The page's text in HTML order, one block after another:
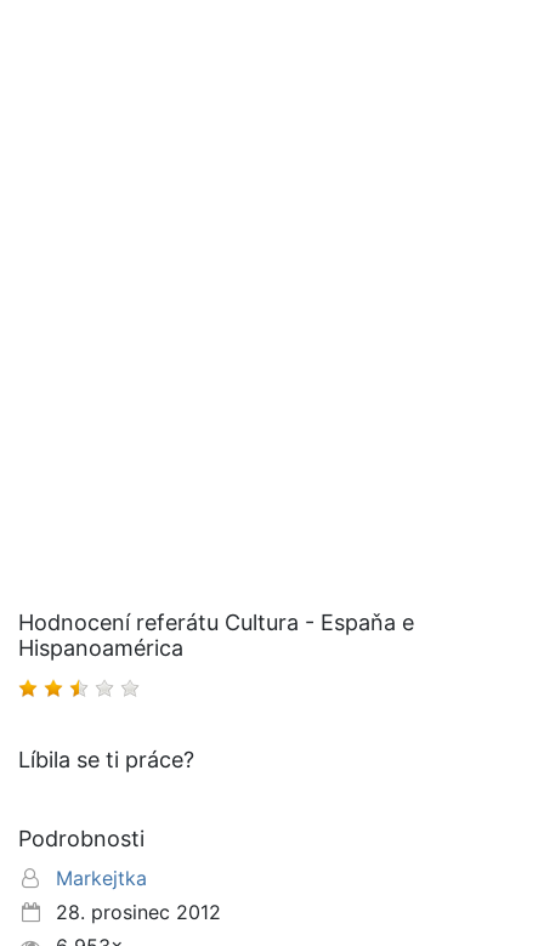
Hodnocení referátu Cultura - Espaňa e
Hispanoamérica
Líbila se ti práce?
Podrobnosti
Markejtka
28. prosinec 2012